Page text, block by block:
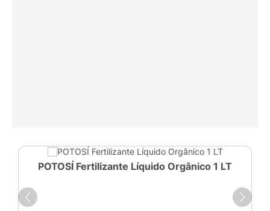
POTOSÍ Fertilizante Líquido Orgânico 1 LT